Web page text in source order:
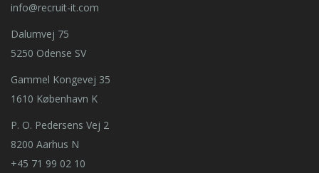
info@recruit-it.com
Dalumvej 75
5250 Odense SV
Gammel Kongevej 35
1610 København K
P. O. Pedersens Vej 2
8200 Aarhus N
+45 71 99 02 10